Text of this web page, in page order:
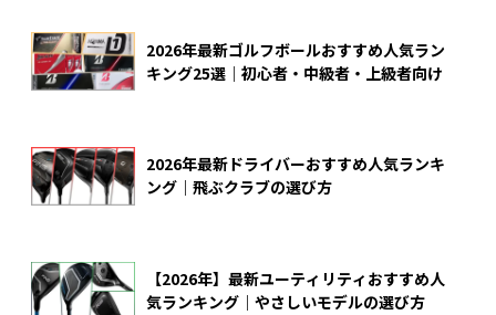
2026年最新ゴルフボールおすすめ人気ラン
キング25選｜初心者・中級者・上級者向け
2026年最新ドライバーおすすめ人気ランキ
ング｜飛ぶクラブの選び方
【2026年】最新ユーティリティおすすめ人
気ランキング｜やさしいモデルの選び方